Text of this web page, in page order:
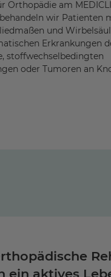
Orthopädie am
wir Patienten
und
Erkrankungen
stoffwechselbedingten
oder Tumoren an
ein aktives